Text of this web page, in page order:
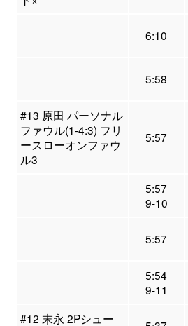
6:10
5:58
#13 原田 パーソナル
ファウル(1-4:3) フリ
ースローオンファウ
ル3
5:57
5:57
9-10
5:57
5:54
9-11
#12 末永 2Pシュー